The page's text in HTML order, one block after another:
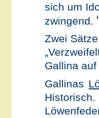
sich um
zwingend.
Zwei
Gallina
Gallinas
Historisch.